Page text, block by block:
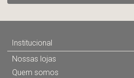
Institucional
Nossas lojas
Quem somos